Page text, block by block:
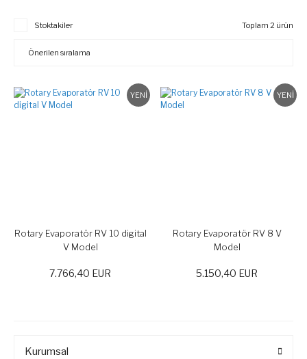
Stoktakiler Toplam 2 ürün
YENİ
Rotary Evaporatör RV 10 digital
V Model
7.766,40 EUR
YENİ
Rotary Evaporatör RV 8 V
Model
5.150,40 EUR
Kurumsal